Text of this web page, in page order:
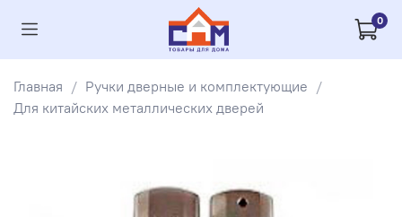
0
Главная
Ручки дверные и комплектующие
Для китайских металлических дверей